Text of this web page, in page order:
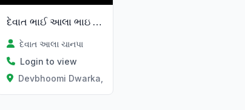
દેવાત ભાઈ આલા ભાઇ ચાનપા
દેવાત આલા ચાનપા
Login to view
Devbhoomi Dwarka, Gujarat